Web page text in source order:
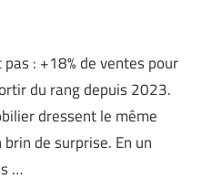
: +18% de ventes pour
du rang depuis 2023.
dressent le même
de surprise. En un
…